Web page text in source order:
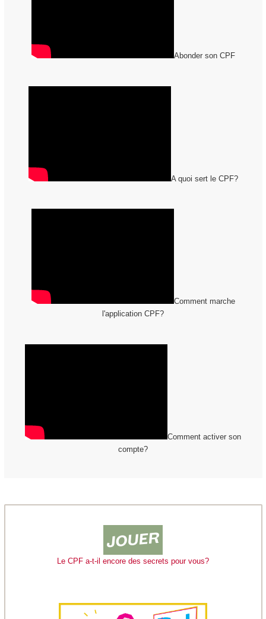
Abonder son CPF
A quoi sert le CPF?
Comment marche
l'application CPF?
Comment activer son
compte?
Le CPF a-t-il encore des secrets pour vous?